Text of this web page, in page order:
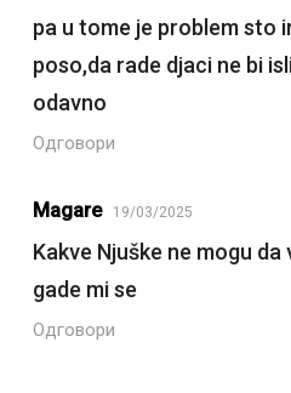
pa u tome je problem sto
poso,da rade djaci ne bi
odavno
Одговори
Magare 19/03/2025
Kakve Njuške ne mogu
gade mi se
Одговори